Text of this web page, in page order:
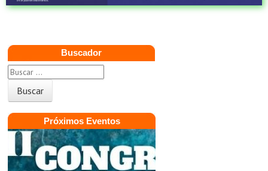
Buscador
Próximos Eventos